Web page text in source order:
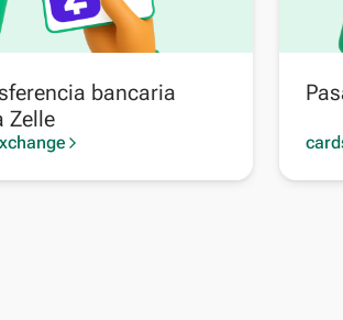
bancaria
Zelle
arrow_forward_ios